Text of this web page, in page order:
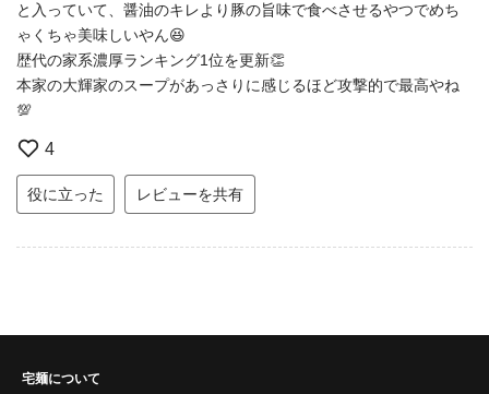
と入っていて、醤油のキレより豚の旨味で食べさせるやつでめち
ゃくちゃ美味しいやん😆
歴代の家系濃厚ランキング1位を更新👏
本家の大輝家のスープがあっさりに感じるほど攻撃的で最高やね
💯
4
役に立った レビューを共有
宅麺について